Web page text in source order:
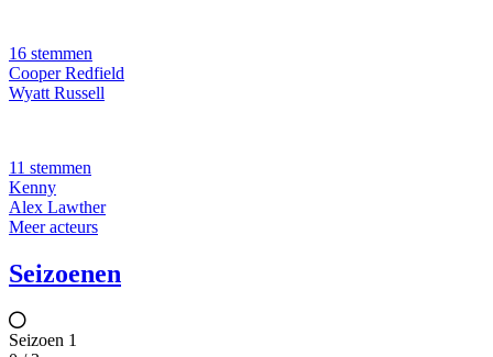
16 stemmen
Cooper Redfield
Wyatt Russell
11 stemmen
Kenny
Alex Lawther
Meer acteurs
Seizoenen
Seizoen 1